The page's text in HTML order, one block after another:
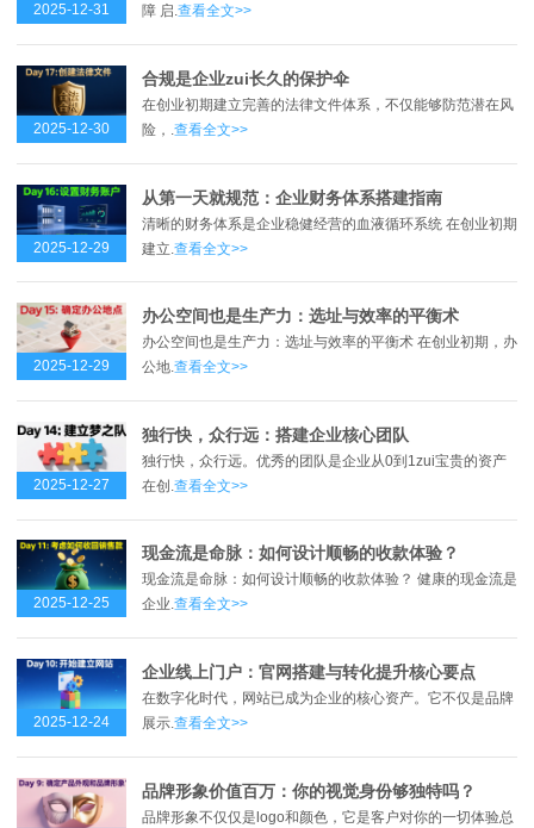
2025-12-31
障 启.查看全文>>
2025-12-30
合规是企业zui长久的保护伞
在创业初期建立完善的法律文件体系，不仅能够防范潜在风
险，.查看全文>>
2025-12-29
从第一天就规范：企业财务体系搭建指南
清晰的财务体系是企业稳健经营的血液循环系统 在创业初期
建立. 查看全文>>
2025-12-29
办公空间也是生产力：选址与效率的平衡术
办公空间也是生产力：选址与效率的平衡术 在创业初期，办
公地.查看全文>>
2025-12-27
独行快，众行远：搭建企业核心团队
独行快，众行远。优秀的团队是企业从0到1zui宝贵的资产
在创. 查看全文>>
2025-12-25
现金流是命脉：如何设计顺畅的收款体验？
现金流是命脉：如何设计顺畅的收款体验？ 健康的现金流是
企业.查看全文>>
2025-12-24
企业线上门户：官网搭建与转化提升核心要点
在数字化时代，网站已成为企业的核心资产。它不仅是品牌
展示.查看全文>>
品牌形象价值百万：你的视觉身份够独特吗？
品牌形象不仅仅是logo和颜色，它是客户对你的一切体验总